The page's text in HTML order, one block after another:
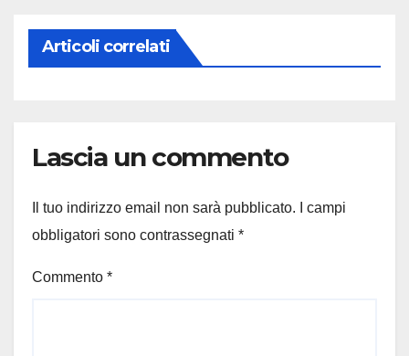
Articoli correlati
Lascia un commento
Il tuo indirizzo email non sarà pubblicato.
I campi
obbligatori sono contrassegnati *
Commento *